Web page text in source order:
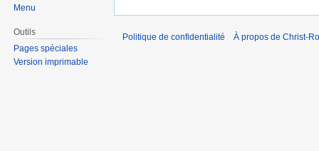
Menu
Outils
Pages spéciales
Version imprimable
Politique de confidentialité À propos de Christ-